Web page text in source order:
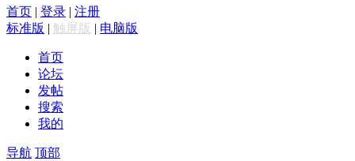
首页 | 登录 | 注册
标准版 | 触屏版 | 电脑版
首页
论坛
发帖
搜索
我的
导航 顶部